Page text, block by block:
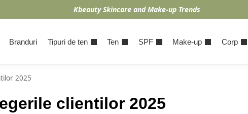
Kbeauty Skincare and Make-up Trends
Branduri Tipuri de ten Ten SPF Make-up Corp
2025
clientilor 2025